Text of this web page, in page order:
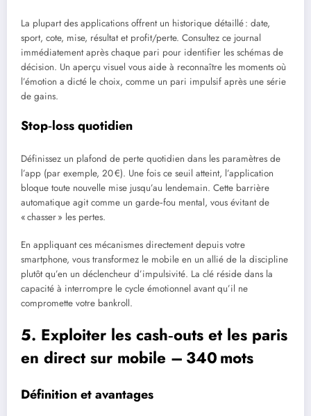
La plupart des applications offrent un historique détaillé : date,
sport, cote, mise, résultat et profit/perte. Consultez ce journal
immédiatement après chaque pari pour identifier les schémas de
décision. Un aperçu visuel vous aide à reconnaître les moments où
l’émotion a dicté le choix, comme un pari impulsif après une série
de gains.
Stop‑loss quotidien
Définissez un plafond de perte quotidien dans les paramètres de
l’app (par exemple, 20 €). Une fois ce seuil atteint, l’application
bloque toute nouvelle mise jusqu’au lendemain. Cette barrière
automatique agit comme un garde‑fou mental, vous évitant de
« chasser » les pertes.
En appliquant ces mécanismes directement depuis votre
smartphone, vous transformez le mobile en un allié de la discipline
plutôt qu’en un déclencheur d’impulsivité. La clé réside dans la
capacité à interrompre le cycle émotionnel avant qu’il ne
compromette votre bankroll.
5. Exploiter les cash‑outs et les paris
en direct sur mobile – 340 mots
Définition et avantages